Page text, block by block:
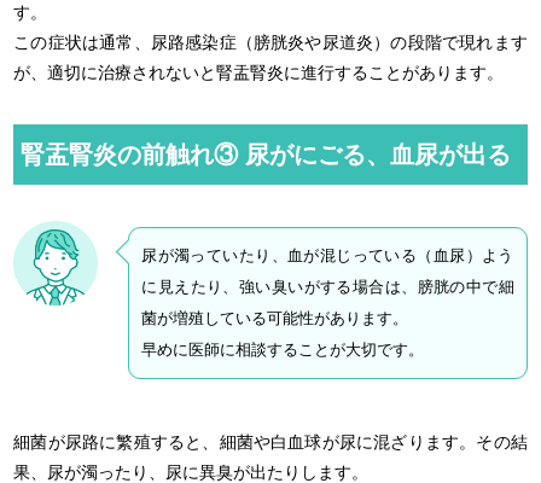
す。
この症状は通常、尿路感染症（膀胱炎や尿道炎）の段階で現れます
が、適切に治療されないと腎盂腎炎に進行することがあります。
腎盂腎炎の前触れ③ 尿がにごる、血尿が出る
尿が濁っていたり、血が混じっている（血尿）よう
に見えたり、強い臭いがする場合は、膀胱の中で細
菌が増殖している可能性があります。
早めに医師に相談することが大切です。
細菌が尿路に繁殖すると、細菌や白血球が尿に混ざります。その結
果、尿が濁ったり、尿に異臭が出たりします。